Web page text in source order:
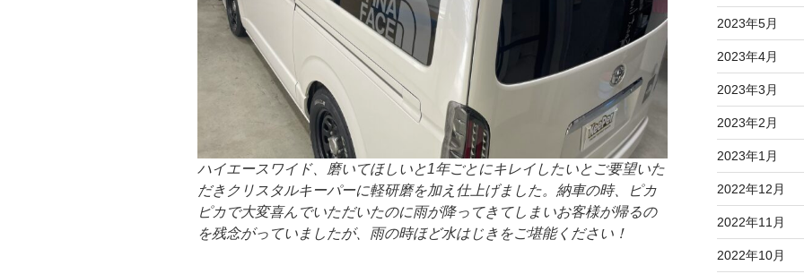
ハイエースワイド、磨いてほしいと1年ごとにキレイしたいとご要望いた
だきクリスタルキーパーに軽研磨を加え仕上げました。納車の時、ピカ
ピカで大変喜んでいただいたのに雨が降ってきてしまいお客様が帰るの
を残念がっていましたが、雨の時ほど水はじきをご堪能ください！
2023年5月
2023年4月
2023年3月
2023年2月
2023年1月
2022年12月
2022年11月
2022年10月